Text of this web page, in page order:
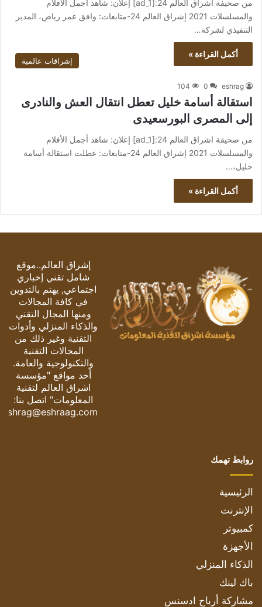
من صحيفة اشراق العالم 24:[ad_1] إعلان: شاهد أجمل الأفلام
والمسلسلات 2021 إشراق العالم 24-متابعات: وافق عمر رياض، المدير
التنفيذي لشركة…
أكمل القراءة »
إشراقات عالمية
eshrag
0
104
استقالة أسامة خليل تعطل انتقال العش والنادرى
إلى المصرى البورسعيدى
من صحيفة اشراق العالم 24:[ad_1] إعلان: شاهد أجمل الأفلام
والمسلسلات 2021 إشراق العالم 24-متابعات: عطلت استقالة أسامة
خليل،…
أكمل القراءة »
إشراق العالم..موقع
شامل تقني إخباري
اجتماعي, يهتم بالتدوين
في كافة المجالات
ومنها المجال التقني
والذكاء المنزلي وأدوات
التقنية وغير ذلك من
المجالات التقنية
والتكنولوجية والعامة.
أحد مواقع "مؤسسة
اشراق العالم لتقنية
المعلومات" اتصل بنا:
eshrag@eshraag.com
روابط تهمك
الرئيسية
الإنترنت
كمبيوتر
الأجهزة
الذكاء المنزلي
باك لينك
مشاركة أرباح ادسنس